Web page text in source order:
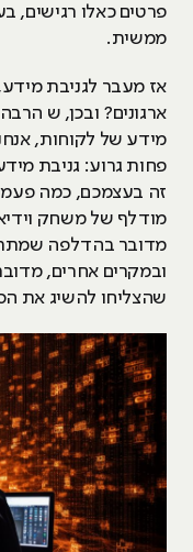
פרטים כאלו רגישים,
ממשית.
אז מעבר לגניבת
ארגונים? ובכן, ש
מידע של לקוחות,
פחות גרוע: גניבת
זה בעצמכם, כמה
מודלף של משחק
מדובר בהדלפה
ובמקרים אחרים,
שהצליחו להשיג את